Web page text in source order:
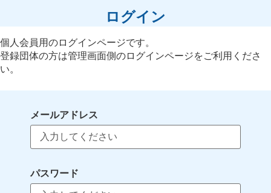
ログイン
個人会員用のログインページです。
登録団体の方は管理画面側のログインページをご利用くださ
い。
メールアドレス
パスワード